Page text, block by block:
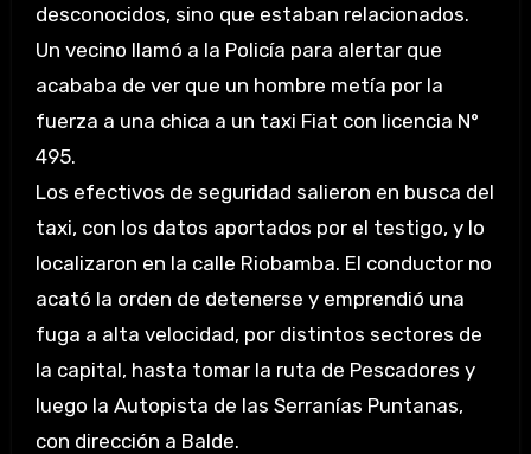
desconocidos, sino que estaban relacionados.
Un vecino llamó a la Policía para alertar que
acababa de ver que un hombre metía por la
fuerza a una chica a un taxi Fiat con licencia N°
495.
Los efectivos de seguridad salieron en busca del
taxi, con los datos aportados por el testigo, y lo
localizaron en la calle Riobamba. El conductor no
acató la orden de detenerse y emprendió una
fuga a alta velocidad, por distintos sectores de
la capital, hasta tomar la ruta de Pescadores y
luego la Autopista de las Serranías Puntanas,
con dirección a Balde.